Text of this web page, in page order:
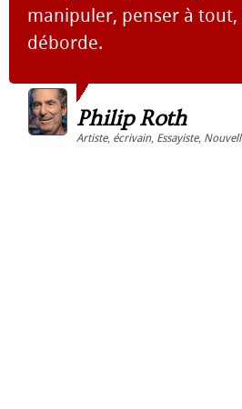
manipuler, penser à tout,
déborde.
Philip Roth
Artiste, écrivain, Essayiste,